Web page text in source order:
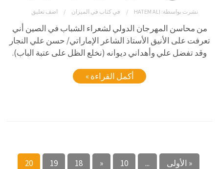
نشرت بواسطة: HATEM ALI فيكتاب في الميزان اضف تعليق
من محاسن المهرجان الدولي لشعراء الشباب في الصين أني
تعرفت على الأنيق الأستاذ الشاعر الإماراتي/ حسن علي النجار
وقد تفضل علي وأهداني ديوانه (نخلع الظل على عتبة الباب).
أكمل القراءة »
« الأولى ...
10
«
18
19
20